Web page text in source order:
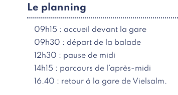
Le planning
09h15 : accueil devant la gare
09h30 : départ de la balade
12h30 : pause de midi
14h15 : parcours de l’après-midi
16.40 : retour à la gare de Vielsalm.